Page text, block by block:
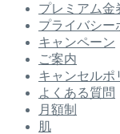
プレミアム金
プライバシー
キャンペーン
ご案内
キャンセルポ
よくある質問
月額制
肌